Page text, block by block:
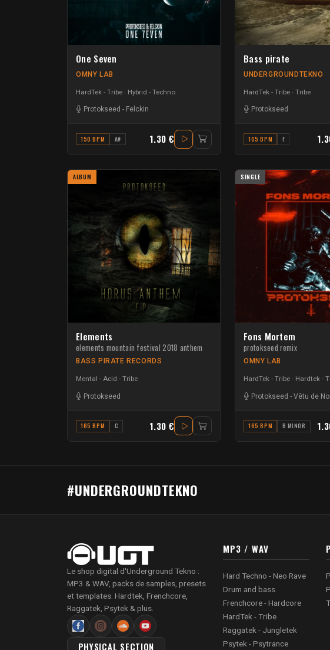
One Seven
OMNY LAB
HardTek - Tribe Hybrid - Techno
Protokseed - Felckin
150 BPM A# 1.30 €
Bass pirate
UNDERGROUNDTEKNO
HardTek - Tribe Tribe
Protokseed
165 BPM F
ALBUM
Elements
elements mountain festival 2018 anthem
BASS PIRATE RECORDS
Mental - Acid - Tribe
Protokseed
165 BPM C 1.30 €
SINGLE
Fons Mortem
protokseed remix
OMNY LAB
HardTek - Tribe Hardtek -
Protokseed - Vêtu de
165 BPM B MINOR
#UNDERGROUNDTEKNO
Le shop digital d'Underground Tekno :
MP3 & WAV, packs de samples, presets
et templates. Hardtek, Frenchcore,
Raggatek, Psytek & plus.
PHYSICAL SECTION
MP3 / WAV
Hard Techno - Neo Rave
Drum and bass
Frenchcore - Hardcore
HardTek - Tribe
Raggatek - Jungletek
Psytek - Psytrance